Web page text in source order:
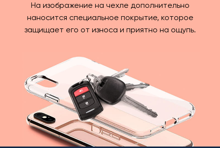
На изображение на чехле дополнительно
наносится специальное покрытие, которое
защищает его от износа и приятно на ощупь.